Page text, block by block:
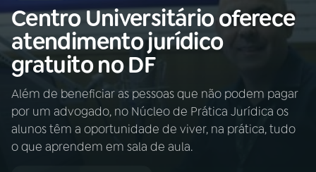
Buscar
na
Rádio
Nacional
Buscar
AO VIVO
INÍCIO
Centro Universitário oferece
atendimento jurídico
gratuito no DF
Além de beneficiar as pessoas que não podem pagar
por um advogado, no Núcleo de Prática Jurídica os
alunos têm a oportunidade de viver, na prática, tudo
o que aprendem em sala de aula.